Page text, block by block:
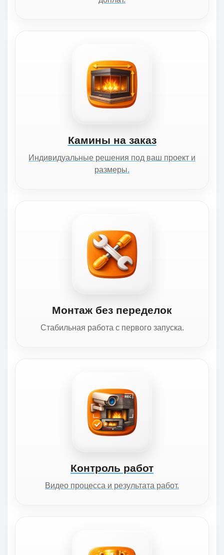
Камины на заказ
Индивидуальные решения под ваш проект и
размеры.
Монтаж без переделок
Стабильная работа с первого запуска.
Контроль работ
Видео процесса и результата работ.